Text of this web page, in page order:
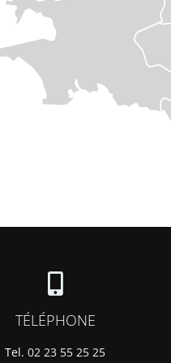
TÉLÉPHONE
Tel.02 23 55 25 25